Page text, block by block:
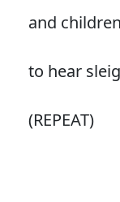
and
to hear
(REPEAT)